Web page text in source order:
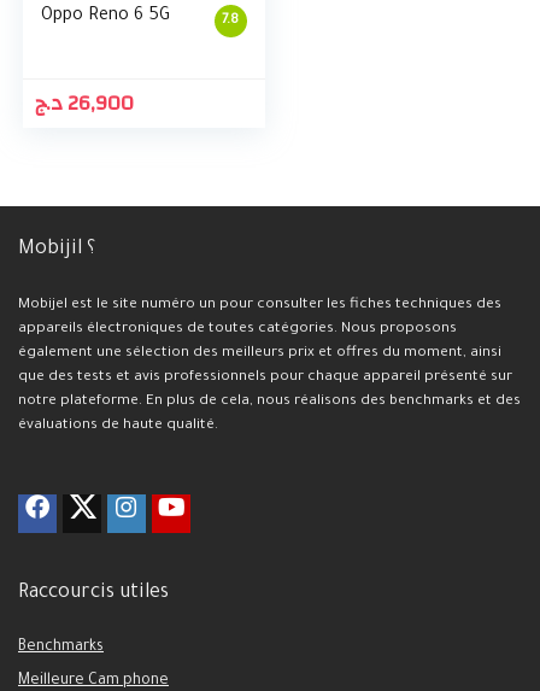
7.8
Oppo Reno 6 5G
26,900د.ج
Mobijil ؟
Mobijel est le site numéro un pour consulter les fiches techniques des
appareils électroniques de toutes catégories. Nous proposons
également une sélection des meilleurs prix et offres du moment, ainsi
que des tests et avis professionnels pour chaque appareil présenté sur
notre plateforme. En plus de cela, nous réalisons des benchmarks et des
évaluations de haute qualité.
Raccourcis utiles
Benchmarks
Meilleure Cam phone